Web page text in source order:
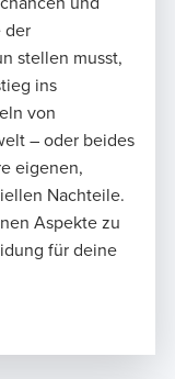
der
stellen musst,
ins
von
– oder beides
eigenen,
Nachteile.
Aspekte zu
für deine